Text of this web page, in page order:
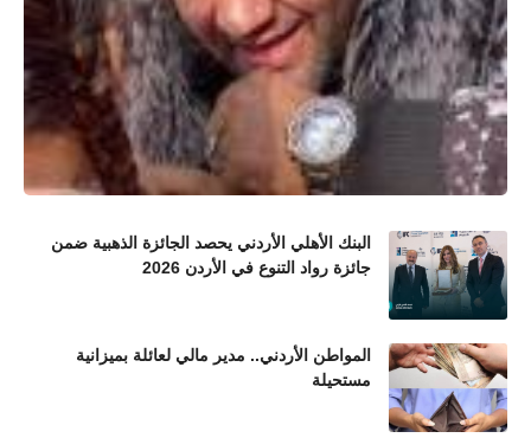
البنك الأهلي الأردني يحصد الجائزة الذهبية ضمن
جائزة رواد التنوع في الأردن 2026
المواطن الأردني.. مدير مالي لعائلة بميزانية
مستحيلة